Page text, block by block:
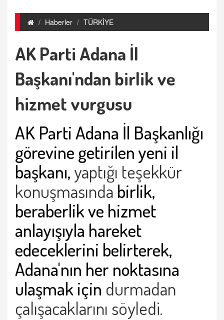
Haberler TÜRKİYE
AK Parti Adana İl
Başkanı'ndan birlik ve
hizmet vurgusu
AK Parti Adana İl Başkanlığı
görevine getirilen yeni il
başkanı,yaptığı teşekkür
konuşmasında birlik,
beraberlik ve hizmet
anlayışıyla hareket
edeceklerini belirterek,
Adana'nın her noktasına
ulaşmak için durmadan
çalışacaklarını söyledi.